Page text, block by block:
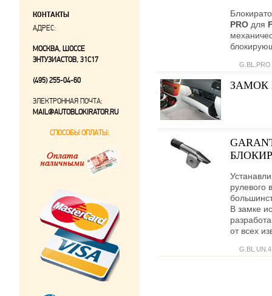
PRO для
G.BL.PRO
ЗАМОК
рулевого
В замке
от всех
КОНТАКТЫ
АДРЕС:
МОСКВА, ШОССЕ
ЭНТУЗИАСТОВ, 31С17
(495) 255-04-60
ЭЛЕКТРОННАЯ ПОЧТА:
MAIL@AUTOBLOKIRATOR.RU
СПОСОБЫ ОПЛАТЫ: